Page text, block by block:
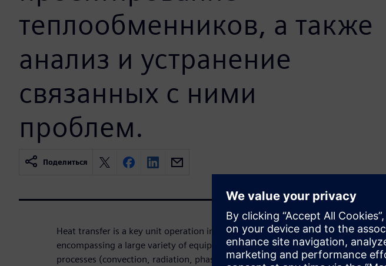
теплообменников, а также
анализ и устранение
связанных с ними
проблем.
Поделиться
Heat transfer is a key unit operation in the chemical and process industry,
encompassing a large variety of equipment (heat exchangers, reboilers) and
processes (convection, radiation, phase change). Computational Fluid Dynamics